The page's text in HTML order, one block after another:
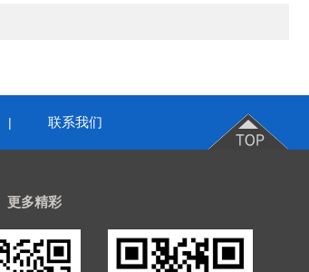
| 联系我们
更多精彩